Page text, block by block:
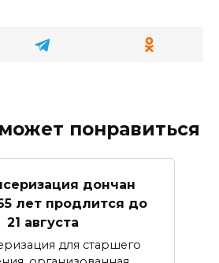
понравиться
дончан
лет продлится до
21 августа
для старшего